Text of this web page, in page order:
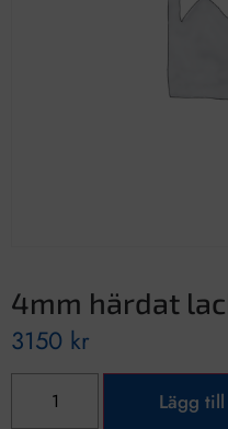
4mm härdat
3150 kr
Lägg